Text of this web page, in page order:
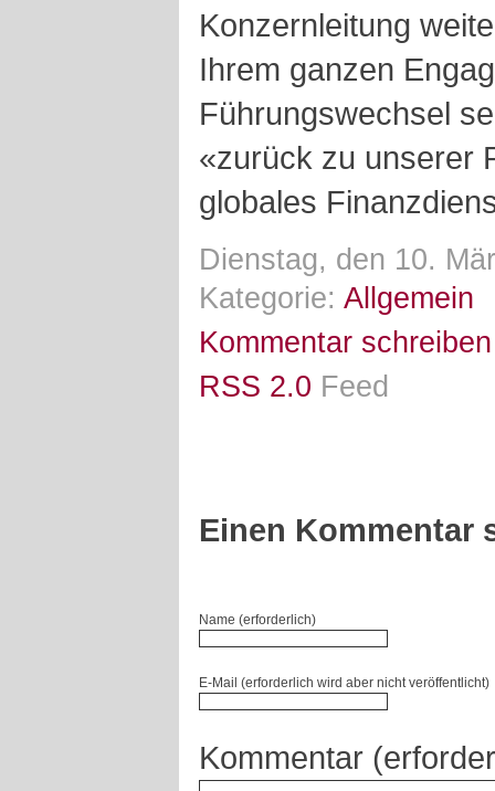
Konzernleitung
Ihrem ganzen
Führungswechsel
«zurück zu unserer
globales
Dienstag, den 10.
Kategorie: Allgemein
Kommentar schreiben
RSS 2.0 Feed
Einen Kommentar
Name (erforderlich)
E-Mail (erforderlich wird aber nicht veröffentlicht)
Kommentar